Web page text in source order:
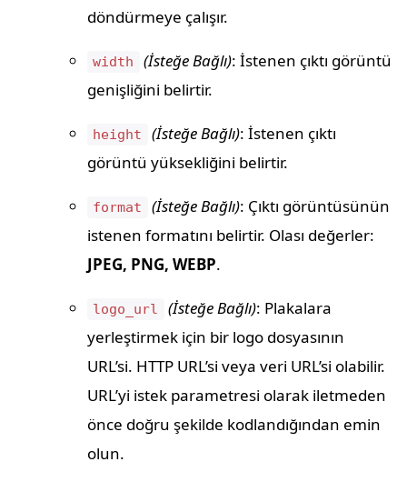
döndürmeye çalışır.
width (İsteğe Bağlı): İstenen çıktı görüntü
genişliğini belirtir.
height (İsteğe Bağlı): İstenen çıktı
görüntü yüksekliğini belirtir.
format (İsteğe Bağlı): Çıktı görüntüsünün
istenen formatını belirtir. Olası değerler:
JPEG, PNG, WEBP.
logo_url (İsteğe Bağlı): Plakalara
yerleştirmek için bir logo dosyasının
URL’si. HTTP URL’si veya veri URL’si olabilir.
URL’yi istek parametresi olarak iletmeden
önce doğru şekilde kodlandığından emin
olun.